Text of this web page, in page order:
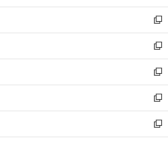
開
く
ウ
で
開
く
ン
ド
ウ
で
開
く
ウ
ィ
ン
ド
ウ
で
開
く
新
し
い
ウ
ィ
ン
ド
ウ
で
開
新
し
い
ウ
ィ
ン
ド
ウ
新
し
い
ウ
ィ
ン
新
し
い
ウ
新
し